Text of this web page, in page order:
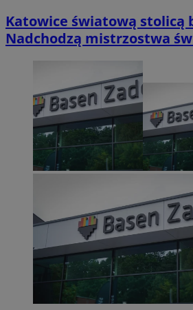
Katowice światową stolicą
Nadchodzą mistrzostwa